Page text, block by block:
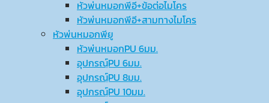
หัวพ่นหมอกพีอี+ข้อต่อไมโคร
หัวพ่นหมอกพีอี+สามทางไมโคร
หัวพ่นหมอกพียู
หัวพ่นหมอกPU 6มม.
อุปกรณ์ฺPU 6มม.
อุปกรณ์ฺPU 8มม.
อุปกรณ์ฺPU 10มม.